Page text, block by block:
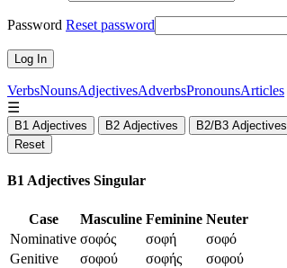
Password Reset password
VerbsNounsAdjectivesAdverbsPronounsArticles
☰
B1 Adjectives B2 Adjectives B2/B3 Adjectives
Reset
B1 Adjectives Singular
Case Masculine Feminine Neuter
Nominative σοφός σοφή
σοφό
Genitive
σοφού σοφής
σοφού